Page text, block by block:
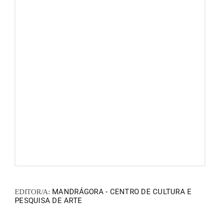
EDITOR/A: MANDRÁGORA - CENTRO DE CULTURA E
PESQUISA DE ARTE